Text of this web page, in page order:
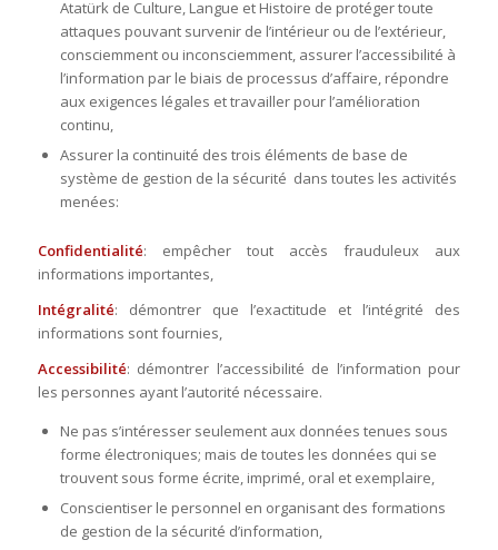
Atatürk de Culture, Langue et Histoire de protéger toute
attaques pouvant survenir de l’intérieur ou de l’extérieur,
consciemment ou inconsciemment, assurer l’accessibilité à
l’information par le biais de processus d’affaire, répondre
aux exigences légales et travailler pour l’amélioration
continu,
Assurer la continuité des trois éléments de base de
système de gestion de la sécurité dans toutes les activités
menées:
Confidentialité: empêcher tout accès frauduleux aux
informations importantes,
Intégralité: démontrer que l’exactitude et l’intégrité des
informations sont fournies,
Accessibilité: démontrer l’accessibilité de l’information pour
les personnes ayant l’autorité nécessaire.
Ne pas s’intéresser seulement aux données tenues sous
forme électroniques; mais de toutes les données qui se
trouvent sous forme écrite, imprimé, oral et exemplaire,
Conscientiser le personnel en organisant des formations
de gestion de la sécurité d’information,